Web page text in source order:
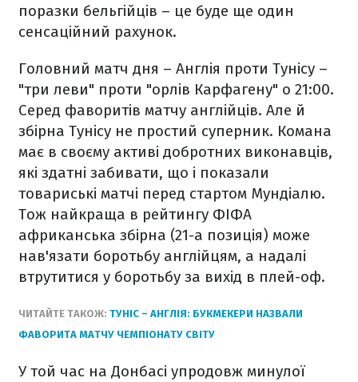
поразки бельгійців – це буде ще один
сенсаційний рахунок.
Головний матч дня – Англія проти Тунісу –
"три леви" проти "орлів Карфагену" о 21:00.
Серед фаворитів матчу англійців. Але й
збірна Тунісу не простий суперник. Комана
має в своєму активі добротних виконавців,
які здатні забивати, що і показали
товариські матчі перед стартом Мундіалю.
Тож найкраща в рейтингу ФІФА
африканська збірна (21-а позиція) може
нав'язати боротьбу англійцям, а надалі
втрутитися у боротьбу за вихід в плей-оф.
ЧИТАЙТЕ ТАКОЖ: ТУНІС – АНГЛІЯ: БУКМЕКЕРИ НАЗВАЛИ
ФАВОРИТА МАТЧУ ЧЕМПІОНАТУ СВІТУ
У той час на Донбасі упродовж минулої